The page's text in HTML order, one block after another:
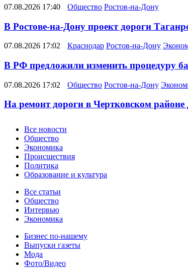
07.08.2026 17:40 Общество Ростов-на-Дону
В Ростове-на-Дону проект дороги
07.08.2026 17:02 Краснодар Ростов-на-Дону
В РФ предложили изменить процедуру
07.08.2026 17:02 Общество Ростов-на-Дону
На ремонт дороги в Чертковском
Новости
Все новости
Общество
Экономика
Происшествия
Политика
Образование и культура
Статьи
Все статьи
Общество
Интервью
Экономика
Разное
Бизнес по-нашему
Выпуски газеты
Мода
Фото/Видео